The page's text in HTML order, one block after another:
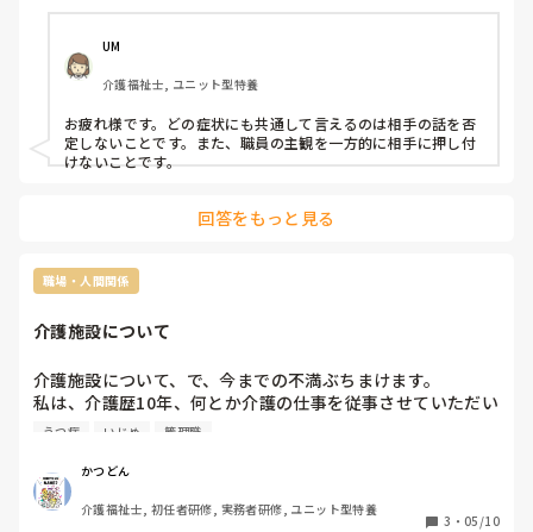
UM
介護福祉士, ユニット型特養
お疲れ様です。どの症状にも共通して言えるのは相手の話を否
定しないことです。また、職員の主観を一方的に相手に押し付
けないことです。
回答をもっと見る
職場・人間関係
介護施設について
介護施設について、で、今までの不満ぶちまけます。
私は、介護歴10年、何とか介護の仕事を従事させていただい
ています。私は、転職活動しても、有料老人ホームや老健に
う精神疾患を持っているせいもありました。某大手企業の有
料老人ホームでも、『そういう人は、雇えない、直ぐに辞め
てしまうから』確かに、私は、大体、人間関係で、辞めてし
うつ病 いじめ 管理職
かつどん
介護福祉士, 初任者研修, 実務者研修, ユニット型特養
3 ・ 05/10